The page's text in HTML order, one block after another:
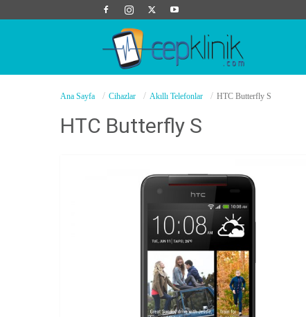
Klinik
Ana Sayfa Cihazlar Akıllı Telefonlar HTC Butterfly S
HTC Butterfly S